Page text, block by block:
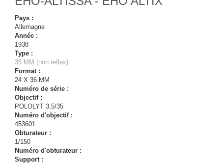
Pays :
Allemagne
Année :
1938
Type :
35 MM (non reflex)
Format :
24 X 36 MM
Numéro de série :
Objectif :
POLOLYT 3,5/35
Numéro d'objectif :
453601
Obturateur :
1/150
Numéro d'obturateur :
Support :